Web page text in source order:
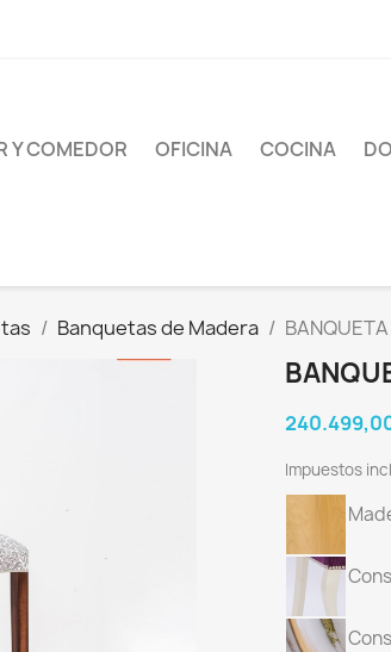
Y COMEDOR OFICINA COCINA
Banquetas de Madera
Impuestos